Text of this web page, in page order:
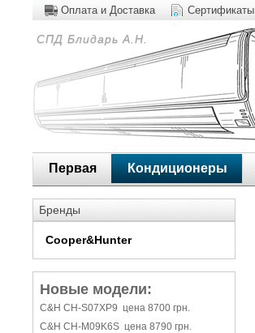
Оплата и Доставка Сертификаты
СПД Блидарь А.Н.
Первая Кондиционеры
Бренды
Cooper&Hunter
Новые модели:
C&H CH-S07XP9 цена 8700 грн.
C&H CH-M09K6S цена 8790 грн.